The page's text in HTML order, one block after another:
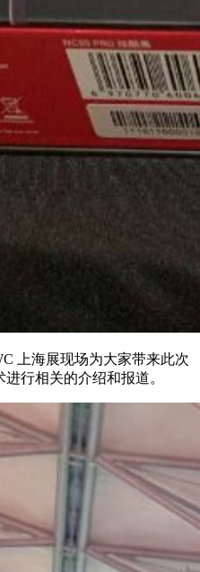
上海展现场为大家带来此次
行相关的介绍和报道。